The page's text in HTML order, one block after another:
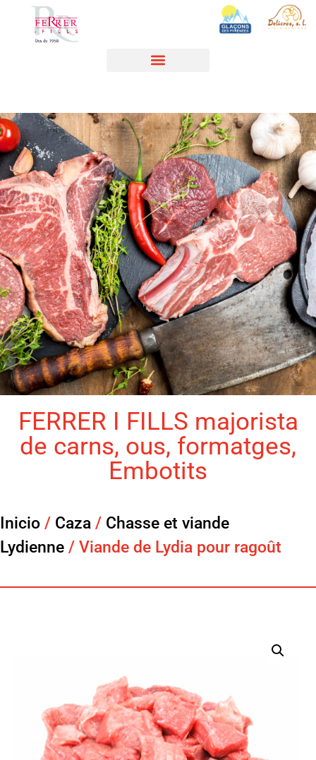
FERRER I FILLS majorista
de carns, ous, formatges,
Embotits
Inicio / Caza / Chasse et viande
Lydienne / Viande de Lydia pour ragoût